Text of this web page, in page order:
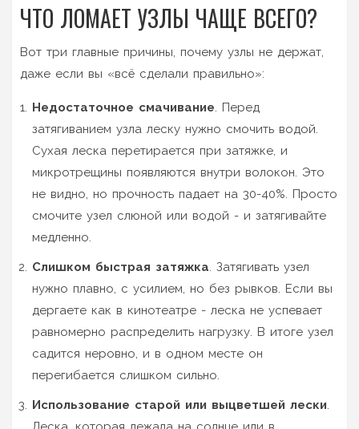
ЧТО ЛОМАЕТ УЗЛЫ ЧАЩЕ ВСЕГО?
Вот три главные причины, почему узлы не держат,
даже если вы «всё сделали правильно»:
Недостаточное смачивание. Перед
затягиванием узла леску нужно смочить водой.
Сухая леска перетирается при затяжке, и
микротрещины появляются внутри волокон. Это
не видно, но прочность падает на 30-40%. Просто
смочите узел слюной или водой - и затягивайте
медленно.
Слишком быстрая затяжка. Затягивать узел
нужно плавно, с усилием, но без рывков. Если вы
дергаете как в кинотеатре - леска не успевает
равномерно распределить нагрузку. В итоге узел
садится неровно, и в одном месте он
перегибается слишком сильно.
Использование старой или выцветшей лески.